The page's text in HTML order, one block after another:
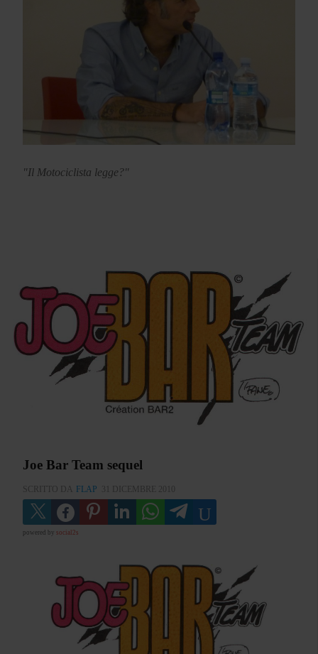
"Il Motociclista legge?"
Joe Bar Team sequel
SCRITTO DA FLAP 31 DICEMBRE 2010
powered by social2s